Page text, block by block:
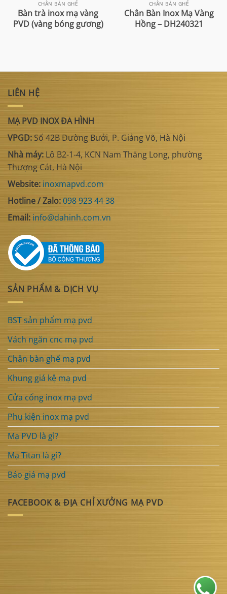
CHÂN BÀN GHẾ
Bàn trà inox mạ vàng
PVD (vàng bóng gương)
CHÂN BÀN GHẾ
Chân Bàn Inox Mạ Vàng
Hồng – DH240321
LIÊN HỆ
MẠ PVD INOX ĐA HÌNH
VPGD:Số 42B Đường Bưởi, P. Giảng Võ, Hà Nội
Nhà máy: Lô B2-1-4, KCN Nam Thăng Long, phường
Thượng Cát, Hà Nội
Website: inoxmapvd.com
Hotline / Zalo:098 923 44 38
Email: info@dahinh.com.vn
SẢN PHẨM & DỊCH VỤ
BST sản phẩm mạ pvd
Vách ngăn cnc mạ pvd
Chân bàn ghế mạ pvd
Khung giá kệ mạ pvd
Cửa cổng inox mạ pvd
Phụ kiện inox mạ pvd
Mạ PVD là gì?
Mạ Titan là gì?
Báo giá mạ pvd
FACEBOOK & ĐỊA CHỈ XƯỞNG MẠ PVD